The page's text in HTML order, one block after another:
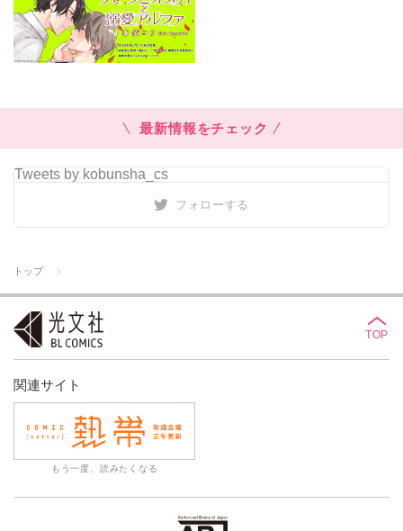
最新情報をチェック
Tweets by kobunsha_cs
フォローする
トップ
TOP
関連サイト
もう一度、読みたくなる